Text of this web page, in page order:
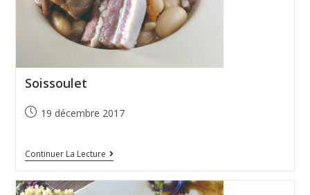
Soissoulet
19 décembre 2017
Continuer La Lecture